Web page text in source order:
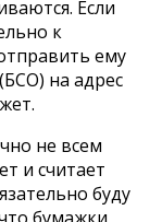
Если
к
ему
на адрес
не всем
и считает
буду